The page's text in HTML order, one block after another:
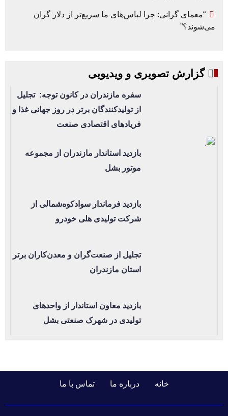
“معمای گرانی: چرا لباس‌های ما سریع‌تر از دلار گران
می‌شوند؟”
گزارش تصویری و ویدیویی
سفره مازندران در کانون توجه: تجلیل
از تولیدکنندگان برتر در روز جهانی غذا و
فریادهای اقتصادی صنعت
بازدید استاندار مازندران از مجموعه
موتور بشل
بازدید فرماندار سوادکوه‌شمالی از
شرکت تولیدی هلی خودرو
تجلیل از صنعت‌گران و معدن‌کاران برتر
استان مازندران
بازدید معاون استاندار از واحدهای
تولیدی در شهرک صنعتی بشل
خانه درباره ما تماس با ما